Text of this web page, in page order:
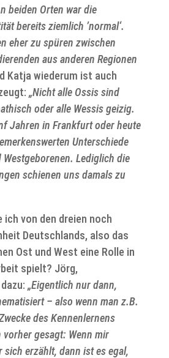
beiden Orten war die
bereits ziemlich ’normal‘.
eher zu spüren zwischen
aus anderen Regionen
Katja wiederum ist auch
„Nicht alle Ossis sind
oder alle Wessis geizig.
Jahren in Frankfurt oder heute
Unterschiede
Lediglich die
schienen uns damals zu
von den dreien noch
Deutschlands, also das
Ost und West eine Rolle in
spielt? Jörg,
„Eigentlich nur dann,
– also wenn man z.B.
des Kennenlernens
gesagt: Wenn mir
sich erzählt, dann ist es egal,